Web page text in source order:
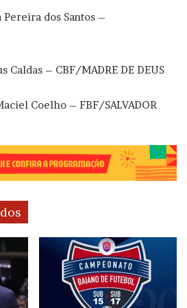
Pereira dos Santos –
Caldas – CBF/MADRE DE DEUS
Coelho – FBF/SALVADOR